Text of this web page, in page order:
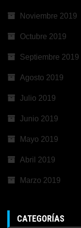
Noviembre 2019
Octubre 2019
Septiembre 2019
Agosto 2019
Julio 2019
Junio 2019
Mayo 2019
Abril 2019
Marzo 2019
CATEGORÍAS